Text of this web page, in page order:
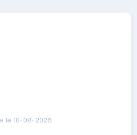
le 10-08-2026